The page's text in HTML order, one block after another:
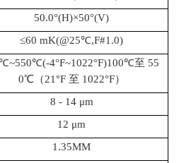
50.0°(H)×50°(V)
≤60 mK(@25℃,F#1.0)
4°F~1022°F)100℃至 55
0℃（21°F 至 1022°F）
8 - 14 μm
12 μm
1.35MM